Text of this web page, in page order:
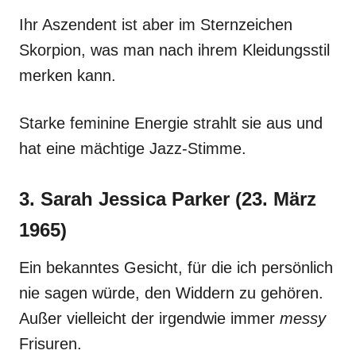
Ihr Aszendent ist aber im Sternzeichen
Skorpion, was man nach ihrem Kleidungsstil
merken kann.
Starke feminine Energie strahlt sie aus und
hat eine mächtige Jazz-Stimme.
3. Sarah Jessica Parker (23. März
1965)
Ein bekanntes Gesicht, für die ich persönlich
nie sagen würde, den Widdern zu gehören.
Außer vielleicht der irgendwie immer messy
Frisuren.